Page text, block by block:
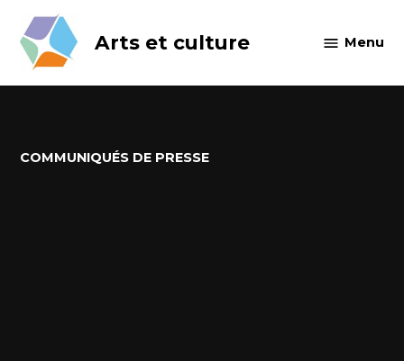
content
Arts et culture Menu
POSTED
COMMUNIQUÉS DE PRESSE